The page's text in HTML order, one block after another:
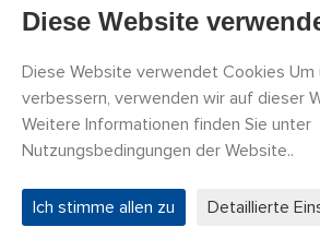
GSW8436574507447ES
27,42 €
Dienstag 11.08. kann bei Ihnen zu
Shears Radierungen
Diese Website
Diese Website verwendet Cookies Um
verbessern, verwenden wir auf dieser
Weitere Informationen finden Sie unter
Nutzungsbedingungen der Website..
Ich stimme allen zu Detaillierte